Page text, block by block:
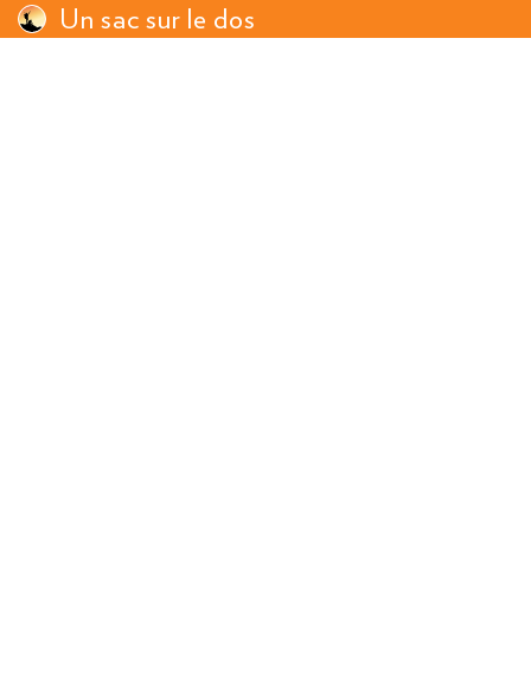
Un sac sur le dos